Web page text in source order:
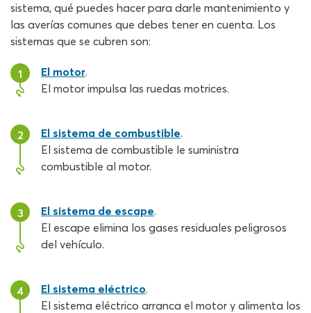
sistema, qué puedes hacer para darle mantenimiento y
las averías comunes que debes tener en cuenta. Los
sistemas que se cubren son:
1 El motor.
El motor impulsa las ruedas motrices.
2 El sistema de combustible.
El sistema de combustible le suministra
combustible al motor.
3 El sistema de escape.
El escape elimina los gases residuales peligrosos
del vehículo.
4 El sistema eléctrico.
El sistema eléctrico arranca el motor y alimenta los